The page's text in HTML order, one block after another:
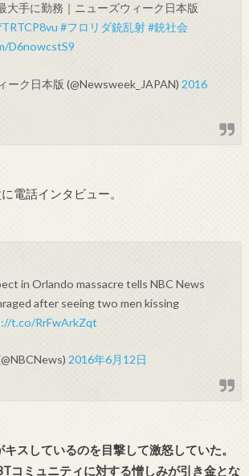
大手に勤務｜ニューズウィーク日本版
#フロリダ銃乱射#銃社会
D6nowcstS9
ーク日本版 (@Newsweek_JAPAN)2016
電話インタビュー。
in Orlando massacre tells NBC News
after seeing two men kissing
t.co/RrFwArkZqt
2016年6月12日
キスしているのを目撃して激怒していた。
コミュニティに対する憎しみが引き金とな